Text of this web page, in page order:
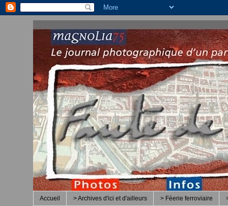
Accueil > Archives d'ici et d'ailleurs > Féerie ferroviaire